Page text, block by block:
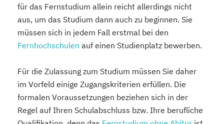
für das Fernstudium allein reicht allerdings nicht
aus, um das Studium dann auch zu beginnen. Sie
müssen sich in jedem Fall erstmal bei den
Fernhochschulen auf einen Studienplatz bewerben.
Für die Zulassung zum Studium müssen Sie daher
im Vorfeld einige Zugangskriterien erfüllen. Die
formalen Voraussetzungen beziehen sich in der
Regel auf Ihren Schulabschluss bzw. Ihre berufliche